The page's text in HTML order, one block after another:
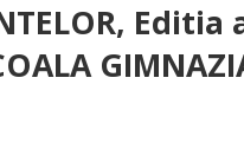
Editia